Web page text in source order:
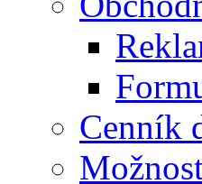
Cenník